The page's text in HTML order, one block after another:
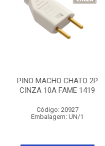
PINO MACHO CHATO 2P
CINZA 10A FAME 1419
Código: 20927
Embalagem: UN/1